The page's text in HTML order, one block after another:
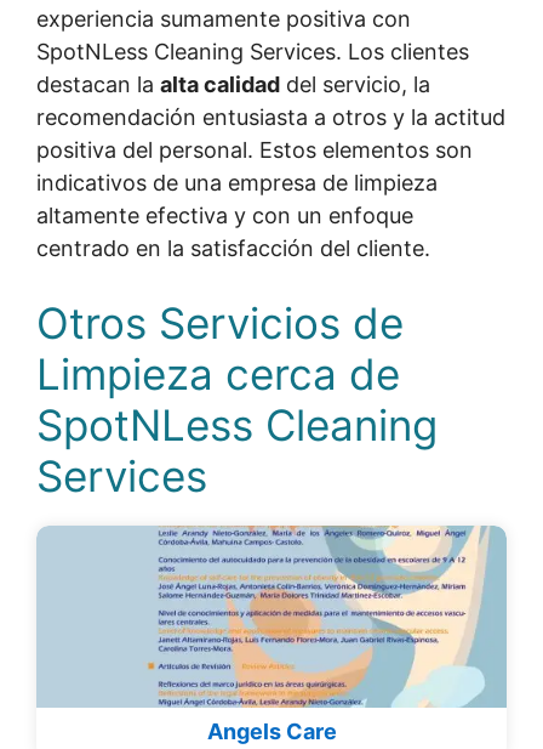
experiencia sumamente positiva con
SpotNLess Cleaning Services. Los clientes
destacan la alta calidad del servicio, la
recomendación entusiasta a otros y la actitud
positiva del personal. Estos elementos son
indicativos de una empresa de limpieza
altamente efectiva y con un enfoque
centrado en la satisfacción del cliente.
Otros Servicios de
Limpieza cerca de
SpotNLess Cleaning
Services
Angels Care